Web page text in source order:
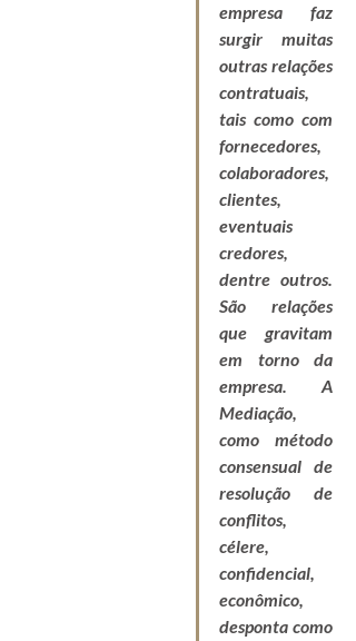
empresa faz
surgir muitas
outras relações
contratuais,
tais como com
fornecedores,
colaboradores,
clientes,
eventuais
credores,
dentre outros.
São relações
que gravitam
em torno da
empresa. A
Mediação,
como método
consensual de
resolução de
conflitos,
célere,
confidencial,
econômico,
desponta como